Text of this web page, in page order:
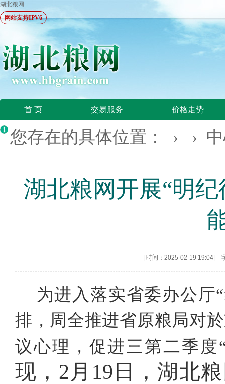
湖北粮网
网站支持IPV6
首 页 交易服务 价格走势
您存在的具体位置： › ›
湖北粮网开展“明
時间：2025-02-19 19:04
为进入落实省委办公厅
排，周全推进省原粮局对
议心理，促进三第二季度
现， 2月19日，湖北